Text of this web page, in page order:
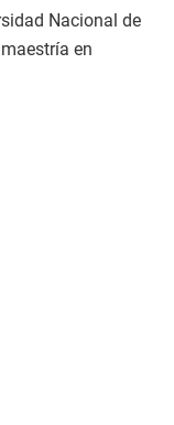
Nacional de
en